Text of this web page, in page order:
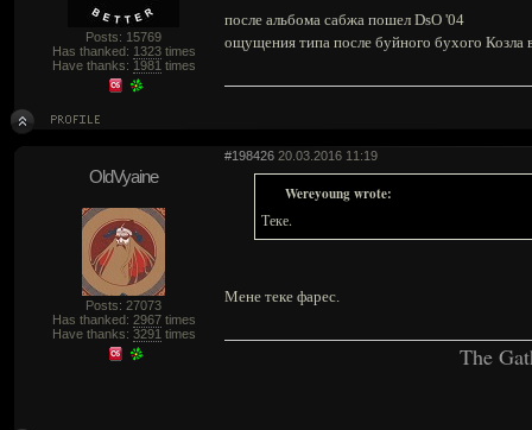
Posts: 15769
Has thanked: 1323times
Have thanks: 1981 times
после альбома сабжа пошел DsO '04
ощущения типа после буйного бухого Козла
#198426 20.03.2016 11:19
OldVyaine
Posts: 27073
Has thanked: 2967times
Have thanks: 3291 times
Wereyoung wrote:
Теке.
Мене теке фарес.
The